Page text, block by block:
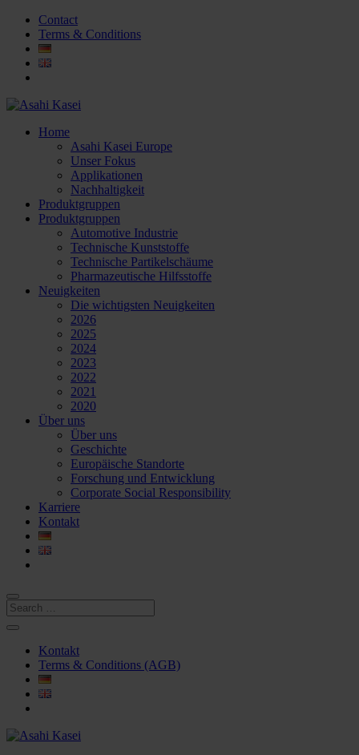
Contact
Terms & Conditions
Home
Asahi Kasei Europe
Unser Fokus
Applikationen
Nachhaltigkeit
Produktgruppen
Produktgruppen
Automotive Industrie
Technische Kunststoffe
Technische Partikelschäume
Pharmazeutische Hilfsstoffe
Neuigkeiten
Die wichtigsten Neuigkeiten
2026
2025
2024
2023
2022
2021
2020
Über uns
Über uns
Geschichte
Europäische Standorte
Forschung und Entwicklung
Corporate Social Responsibility
Karriere
Kontakt
Kontakt
Terms & Conditions (AGB)